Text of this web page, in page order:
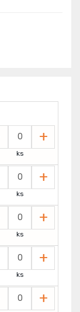
+
ks
+
ks
+
ks
+
ks
+